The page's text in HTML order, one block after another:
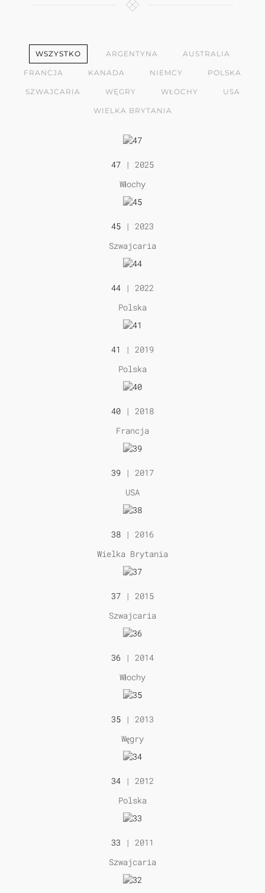
WSZYSTKO ARGENTYNA AUSTRALIA
FRANCJA KANADA NIEMCY POLSKA
SZWAJCARIA WĘGRY WŁOCHY USA
WIELKA BRYTANIA
47 | 2025
Włochy
45 | 2023
Szwajcaria
44 | 2022
Polska
41
| 2019
Polska
40 | 2018
Francja
39 | 2017
USA
38 | 2016
Wielka Brytania
37 | 2015
Szwajcaria
36 | 2014
Włochy
35 | 2013
Węgry
34 | 2012
Polska
33 | 2011
Szwajcaria